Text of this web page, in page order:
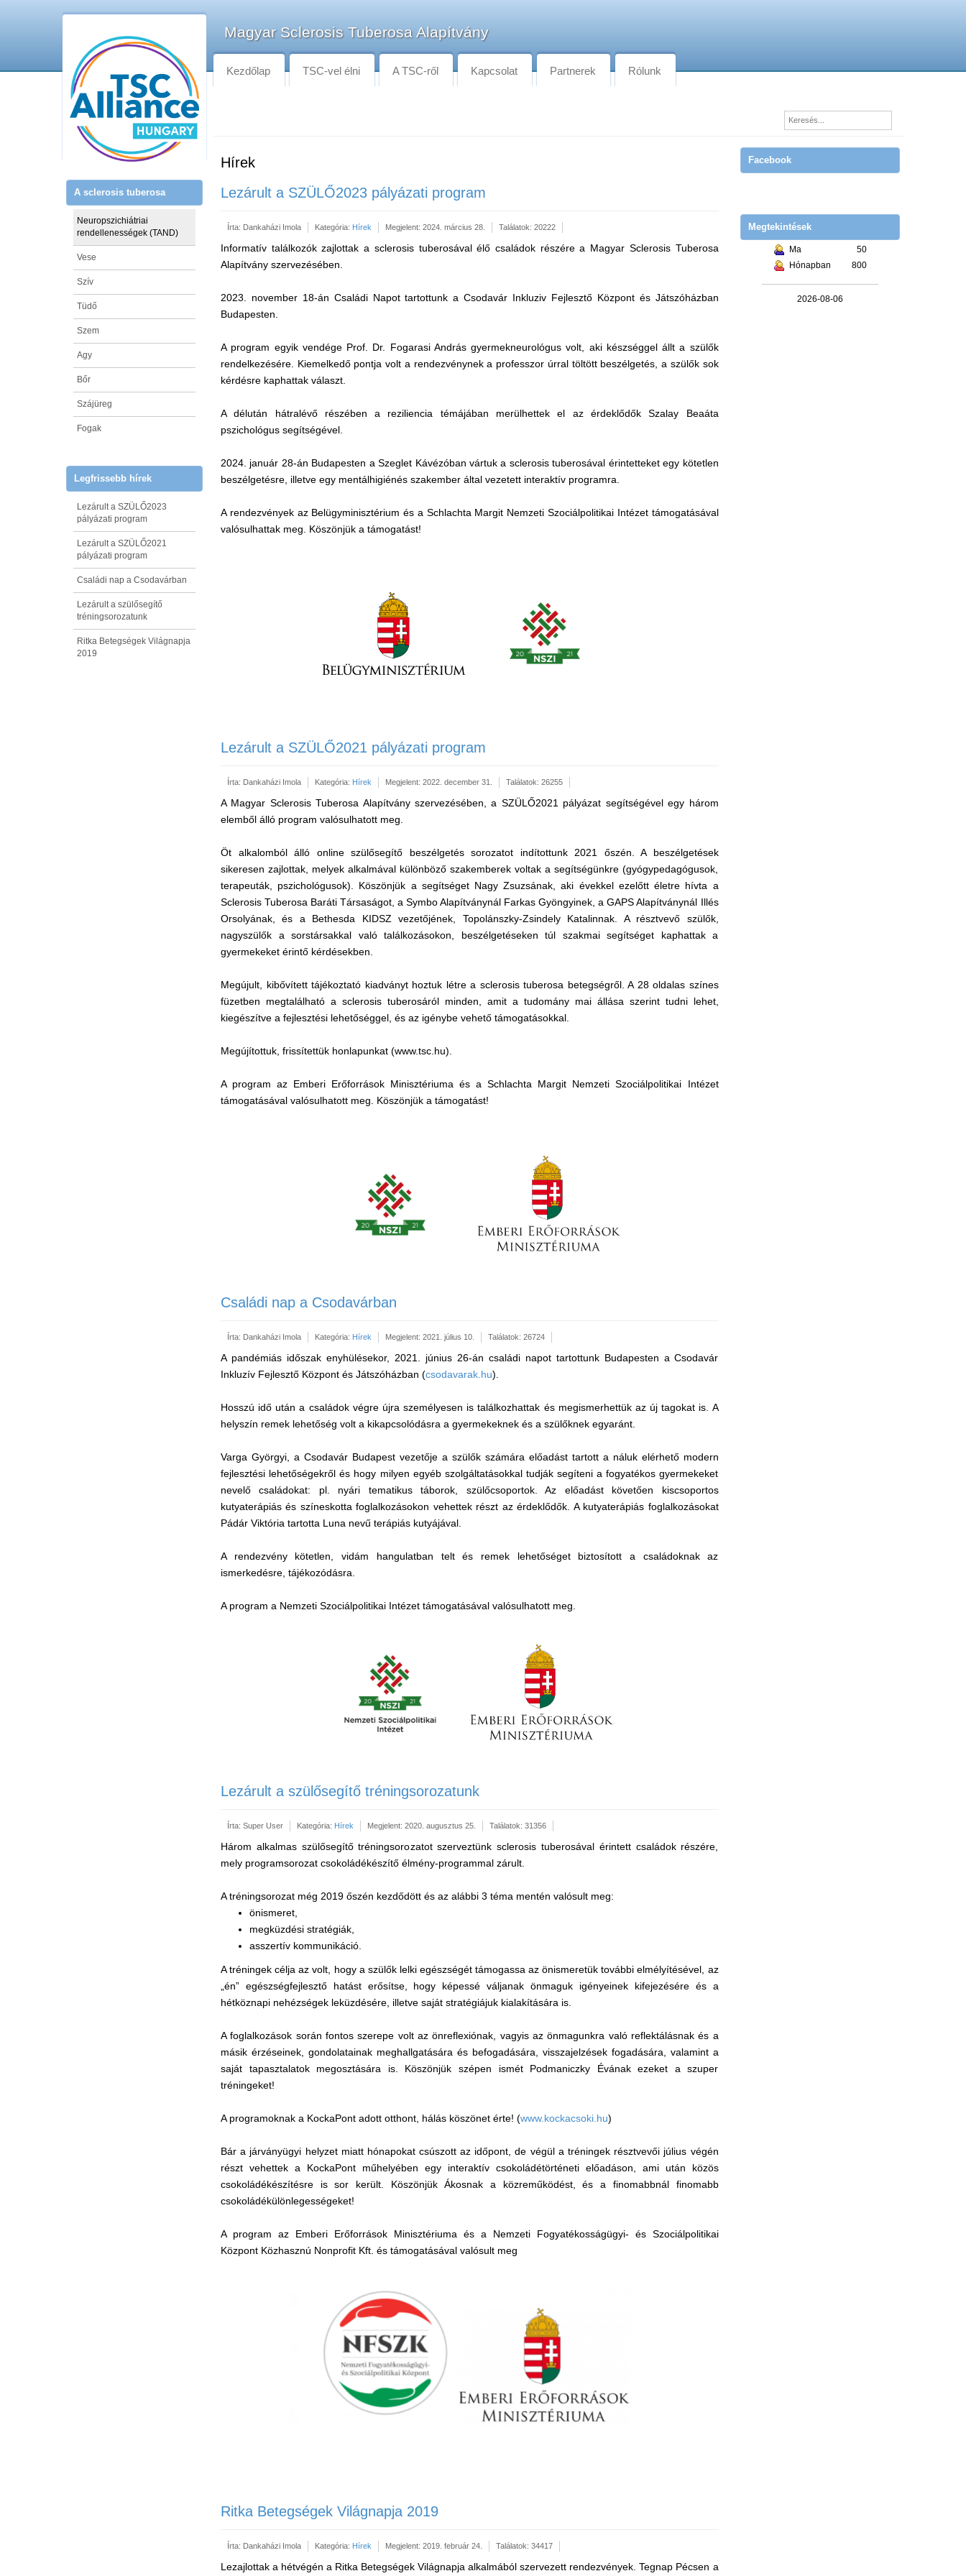
A sclerosis tuberosa
Neuropszichiátriai
rendellenességek (TAND)
Vese
Szív
Tüdő
Szem
Agy
Bőr
Szájüreg
Fogak
Legfrissebb hírek
Lezárult a SZÜLŐ2023
pályázati program
Lezárult a SZÜLŐ2021
pályázati program
Családi nap a Csodavárban
Lezárult a szülősegítő
tréningsorozatunk
Ritka Betegségek Világnapja
2019
Magyar Sclerosis Tuberosa Alapítvány
Kezdőlap TSC-vel élni A TSC-ről Kapcsolat Partnerek Rólunk
Hírek
Lezárult a SZÜLŐ2023 pályázati program
Írta: Dankaházi Imola Kategória: Hírek Megjelent: 2024. március 28. Találatok: 20222
Informatív találkozók zajlottak a sclerosis tuberosával élő családok részére a Magyar Sclerosis Tuberosa
Alapítvány szervezésében.
2023. november 18-án Családi Napot tartottunk a Csodavár Inkluziv Fejlesztő Központ és Játszóházban
Budapesten.
A program egyik vendége Prof. Dr. Fogarasi András gyermekneurológus volt, aki készséggel állt a szülők
rendelkezésére. Kiemelkedő pontja volt a rendezvénynek a professzor úrral töltött beszélgetés, a szülők sok
kérdésre kaphattak választ.
A délután hátralévő részében a reziliencia témájában merülhettek el az érdeklődők Szalay Beaáta
pszichológus segítségével.
2024. január 28-án Budapesten a Szeglet Kávézóban vártuk a sclerosis tuberosával érintetteket egy kötetlen
beszélgetésre, illetve egy mentálhigiénés szakember által vezetett interaktív programra.
A rendezvények az Belügyminisztérium és a Schlachta Margit Nemzeti Szociálpolitikai Intézet támogatásával
valósulhattak meg. Köszönjük a támogatást!
Lezárult a SZÜLŐ2021 pályázati program
Írta: Dankaházi Imola Kategória: Hírek Megjelent: 2022. december 31. Találatok: 26255
A Magyar Sclerosis Tuberosa Alapítvány szervezésében, a SZÜLŐ2021 pályázat segítségével egy három
elemből álló program valósulhatott meg.
Öt alkalomból álló online szülősegítő beszélgetés sorozatot indítottunk 2021 őszén. A beszélgetések
sikeresen zajlottak, melyek alkalmával különböző szakemberek voltak a segítségünkre (gyógypedagógusok,
terapeuták, pszichológusok). Köszönjük a segítséget Nagy Zsuzsának, aki évekkel ezelőtt életre hívta a
Sclerosis Tuberosa Baráti Társaságot, a Symbo Alapítványnál Farkas Gyöngyinek, a GAPS Alapítványnál Illés
Orsolyának, és a Bethesda KIDSZ vezetőjének, Topolánszky-Zsindely Katalinnak. A résztvevő szülők,
nagyszülők a sorstársakkal való találkozásokon, beszélgetéseken túl szakmai segítséget kaphattak a
gyermekeket érintő kérdésekben.
Megújult, kibővített tájékoztató kiadványt hoztuk létre a sclerosis tuberosa betegségről. A 28 oldalas színes
füzetben megtalálható a sclerosis tuberosáról minden, amit a tudomány mai állása szerint tudni lehet,
kiegészítve a fejlesztési lehetőséggel, és az igénybe vehető támogatásokkal.
Megújítottuk, frissítettük honlapunkat (www.tsc.hu).
A program az Emberi Erőforrások Minisztériuma és a Schlachta Margit Nemzeti Szociálpolitikai Intézet
támogatásával valósulhatott meg. Köszönjük a támogatást!
Családi nap a Csodavárban
Írta: Dankaházi Imola Kategória: Hírek Megjelent: 2021. július 10. Találatok: 26724
A pandémiás időszak enyhülésekor, 2021. június 26-án családi napot tartottunk Budapesten a Csodavár
Inkluzív Fejlesztő Központ és Játszóházban (csodavarak.hu).
Hosszú idő után a családok végre újra személyesen is találkozhattak és megismerhettük az új tagokat is. A
helyszín remek lehetőség volt a kikapcsolódásra a gyermekeknek és a szülőknek egyaránt.
Varga Györgyi, a Csodavár Budapest vezetője a szülők számára előadást tartott a náluk elérhető modern
fejlesztési lehetőségekről és hogy milyen egyéb szolgáltatásokkal tudják segíteni a fogyatékos gyermekeket
nevelő családokat: pl. nyári tematikus táborok, szülőcsoportok. Az előadást követően kiscsoportos
kutyaterápiás és színeskotta foglalkozásokon vehettek részt az érdeklődők. A kutyaterápiás foglalkozásokat
Pádár Viktória tartotta Luna nevű terápiás kutyájával.
A rendezvény kötetlen, vidám hangulatban telt és remek lehetőséget biztosított a családoknak az
ismerkedésre, tájékozódásra.
A program a Nemzeti Szociálpolitikai Intézet támogatásával valósulhatott meg.
Lezárult a szülősegítő tréningsorozatunk
Írta: Super User Kategória: Hírek Megjelent: 2020. augusztus 25. Találatok: 31356
Három alkalmas szülősegítő tréningsorozatot szerveztünk sclerosis tuberosával érintett családok részére,
mely programsorozat csokoládékészítő élmény-programmal zárult.
A tréningsorozat még 2019 őszén kezdődött és az alábbi 3 téma mentén valósult meg:
önismeret,
megküzdési stratégiák,
asszertív kommunikáció.
A tréningek célja az volt, hogy a szülők lelki egészségét támogassa az önismeretük további elmélyítésével, az
„én” egészségfejlesztő hatást erősítse, hogy képessé váljanak önmaguk igényeinek kifejezésére és a
hétköznapi nehézségek leküzdésére, illetve saját stratégiájuk kialakítására is.
A foglalkozások során fontos szerepe volt az önreflexiónak, vagyis az önmagunkra való reflektálásnak és a
másik érzéseinek, gondolatainak meghallgatására és befogadására, visszajelzések fogadására, valamint a
saját tapasztalatok megosztására is. Köszönjük szépen ismét Podmaniczky Évának ezeket a szuper
tréningeket!
A programoknak a KockaPont adott otthont, hálás köszönet érte! (www.kockacsoki.hu)
Bár a járványügyi helyzet miatt hónapokat csúszott az időpont, de végül a tréningek résztvevői július végén
részt vehettek a KockaPont műhelyében egy interaktív csokoládétörténeti előadáson, ami után közös
csokoládékészítésre is sor került. Köszönjük Ákosnak a közreműködést, és a finomabbnál finomabb
csokoládékülönlegességeket!
A program az Emberi Erőforrások Minisztériuma és a Nemzeti Fogyatékosságügyi- és Szociálpolitikai
Központ Közhasznú Nonprofit Kft. és támogatásával valósult meg
Ritka Betegségek Világnapja 2019
Írta: Dankaházi Imola Kategória: Hírek Megjelent: 2019. február 24. Találatok: 34417
Lezajlottak a hétvégén a Ritka Betegségek Világnapja alkalmából szervezett rendezvények. Tegnap Pécsen a
Facebook
Megtekintések
Ma
50
Hónapban
800
2026-08-06